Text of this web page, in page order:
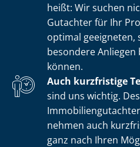
heißt: Wir suchen
Gutachter für Ihr
optimal geeigneten,
besondere Anliegen
können.
Auch kurzfristige
sind uns wichtig.
nehmen auch
ganz nach Ihren